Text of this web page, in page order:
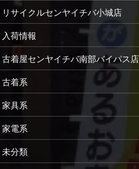
リサイクルセンヤイチバ小城店
入荷情報
古着屋センヤイチバ南部バイパス店
古着系
家具系
家電系
未分類